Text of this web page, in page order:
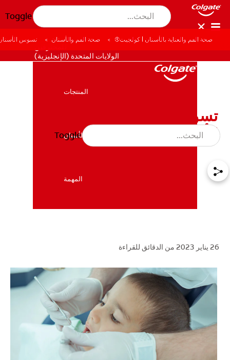
Toggle
المهمة
للمحترفين
الولايات المتحدة (الإنجليزية)
الولايات المتحدة (الإنجليزية)
المنتجات
صحة الفم والأسنان
المهمة
Toggle
صحة الفم والعناية بالأسنان | كولجيت® صحة الفم والأسنان تسوس
تسوس الأسنان المبكر لدى
الأطفال: ما هو؟
26 يناير 2023 من الدقائق للقراءة